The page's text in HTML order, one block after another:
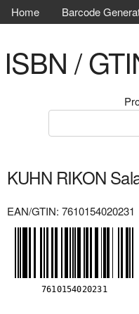
Home Barcode
ISBN /
KUHN RIKON
EAN/GTIN: 7610154020231